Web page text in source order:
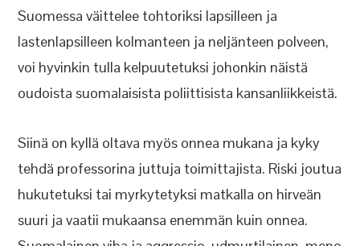
Suomessa väittelee tohtoriksi lapsilleen ja
lastenlapsilleen kolmanteen ja neljänteen polveen,
voi hyvinkin tulla kelpuutetuksi johonkin näistä
oudoista suomalaisista poliittisista kansanliikkeistä.
Siinä on kyllä oltava myös onnea mukana ja kyky
tehdä professorina juttuja toimittajista. Riski joutua
hukutetuksi tai myrkytetyksi matkalla on hirveän
suuri ja vaatii mukaansa enemmän kuin onnea.